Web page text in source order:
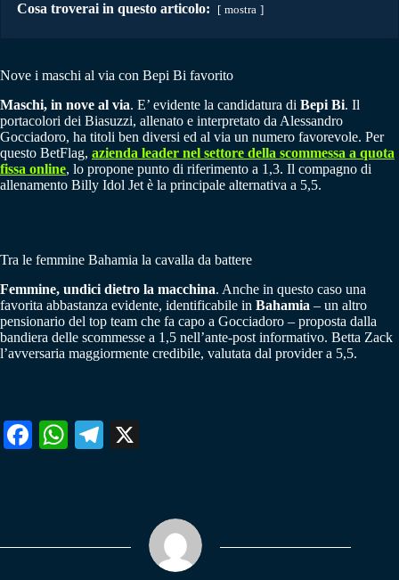
Cosa troverai in questo articolo: mostra
Nove i maschi al via con Bepi Bi favorito
Maschi, in nove al via. E’ evidente la candidatura di Bepi Bi. Il
portacolori dei Biasuzzi, allenato e interpretato da Alessandro
Gocciadoro, ha titoli ben diversi ed al via un numero favorevole. Per
questo BetFlag, azienda leader nel settore della scommessa a quota
fissa online, lo propone punto di riferimento a 1,3. Il compagno di
allenamento Billy Idol Jet è la principale alternativa a 5,5.
Tra le femmine Bahamia la cavalla da battere
Femmine, undici dietro la macchina. Anche in questo caso una
favorita abbastanza evidente, identificabile in Bahamia – un altro
pensionario del top team che fa capo a Gocciadoro – proposta dalla
bandiera delle scommesse a 1,5 nell’ante-post informativo. Betta Zack
l’avversaria maggiormente credibile, valutata dal provider a 5,5.
Fa W
pp
Te
m